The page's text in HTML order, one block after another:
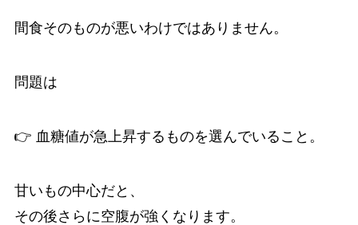
間食そのものが悪いわけではありません。
問題は
👉 血糖値が急上昇するものを選んでいること。
甘いもの中心だと、
その後さらに空腹が強くなります。